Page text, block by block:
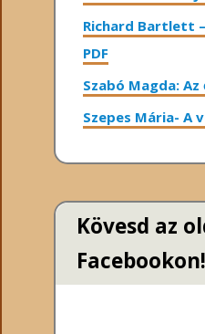
Richard Bartlett
PDF
Szabó Magda: Az
Szepes Mária- A
Kövesd az
Facebookon!